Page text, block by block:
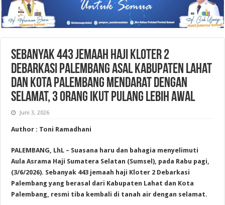
Sebanyak 443 Jemaah Haji Kloter 2
Debarkasi Palembang Asal Kabupaten Lahat
dan Kota Palembang Mendarat Dengan
Selamat, 3 Orang Ikut Pulang Lebih Awal
Juni 3, 2026
Author : Toni Ramadhani
PALEMBANG, LhL – Suasana haru dan bahagia menyelimuti
Aula Asrama Haji Sumatera Selatan (Sumsel), pada Rabu pagi,
(3/6/2026). Sebanyak 443 jemaah haji Kloter 2 Debarkasi
Palembang yang berasal dari Kabupaten Lahat dan Kota
Palembang, resmi tiba kembali di tanah air dengan selamat.